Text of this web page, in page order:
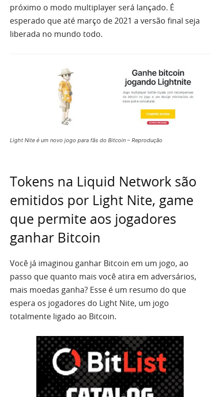
próximo o modo multiplayer será lançado. É
esperado que até março de 2021 a versão final seja
liberada no mundo todo.
Light Nite é um novo jogo para fãs do Bitcoin – Reprodução
Tokens na Liquid Network são
emitidos por Light Nite, game
que permite aos jogadores
ganhar Bitcoin
Você já imaginou ganhar Bitcoin em um jogo, ao
passo que quanto mais você atira em adversários,
mais moedas ganha? Esse é um resumo do que
espera os jogadores do Light Nite, um jogo
totalmente ligado ao Bitcoin.